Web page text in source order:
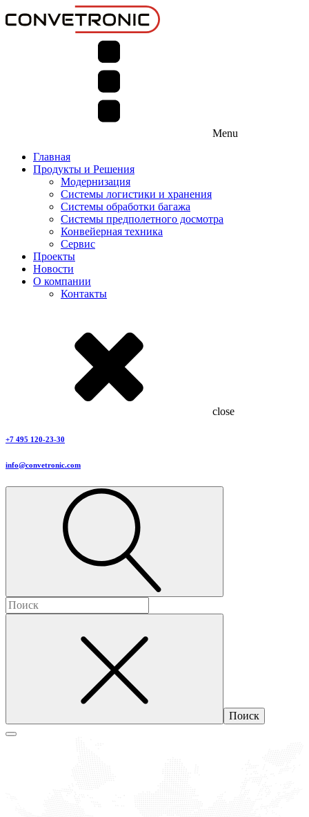
Menu
Главная
Продукты и Решения
Модернизация
Системы логистики и хранения
Системы обработки багажа
Системы предполетного досмотра
Конвейерная техника
Сервис
Проекты
Новости
О компании
Контакты
close
+7 495 120-23-30
info@convetronic.com
Найти: